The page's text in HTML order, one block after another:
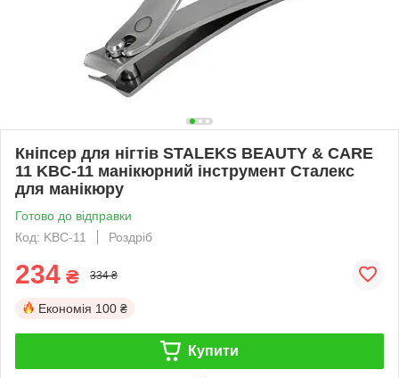
Кніпсер для нігтів STALEKS BEAUTY & CARE
11 KBC-11 манікюрний інструмент Сталекс
для манікюру
Готово до відправки
Код: KBC-11
Роздріб
234 ₴ 334 ₴
Економія 100 ₴
Купити